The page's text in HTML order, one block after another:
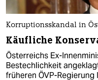
Korruptionsskandal in
Käufliche
Österreichs Ex-
Bestechlichkeit
früheren ÖVP-